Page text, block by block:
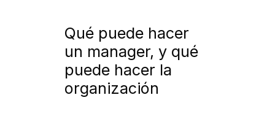
Qué puede hacer
un manager, y qué
puede hacer la
organización